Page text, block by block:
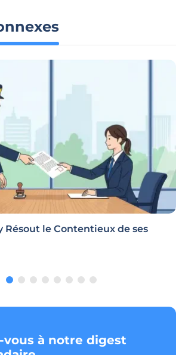
Résout le Contentieux de ses
vous à notre digest